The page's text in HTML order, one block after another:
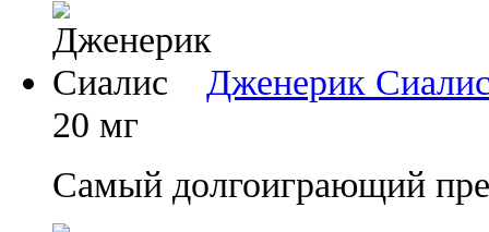
Дженерик
20 мг
Самый долгоиграющий